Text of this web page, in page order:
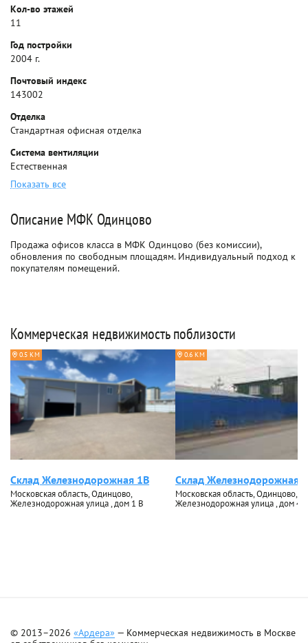
Кол-во этажей
11
Год постройки
2004 г.
Почтовый индекс
143002
Отделка
Стандартная офисная отделка
Система вентиляции
Естественная
Показать все
Описание МФК Одинцово
Продажа офисов класса в МФК Одинцово (без комиссии),
обновления по свободным площадям. Индивидуальный подход к
покупателям помещений.
Коммерческая недвижимость поблизости
0.5 КМ
Склад Железнодорожная 1В
Московская область, Одинцово,
Железнодорожная улица , дом 1 В
0.6 КМ
Склад Железнодорожная 4
Московская область, Одинцово,
Железнодорожная улица , дом 4
© 2013–2026 «Ардера» — Коммерческая недвижимость в Москве